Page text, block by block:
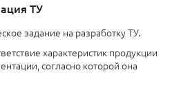
ТУ
задание на разработку ТУ.
характеристик продукции
согласно которой она